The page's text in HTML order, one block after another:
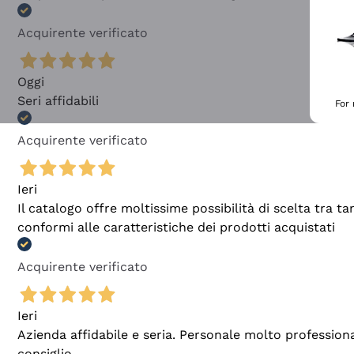
Acquirente verificato
Oggi
Seri affidabili
Acquirente verificato
Ieri
Il catalogo offre moltissime possibilità di scelta tra
conformi alle caratteristiche dei prodotti acquistati
Acquirente verificato
Ieri
Azienda affidabile e seria. Personale molto
For